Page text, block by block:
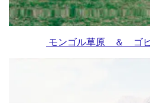
モンゴル草原 ＆ ゴ